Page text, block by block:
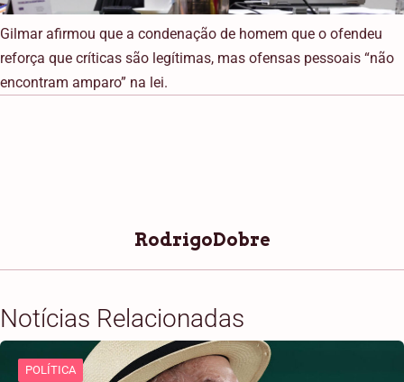
Gilmar afirmou que a condenação de homem que o ofendeu
reforça que críticas são legítimas, mas ofensas pessoais “não
encontram amparo” na lei.
RodrigoDobre
Notícias Relacionadas
POLÍTICA